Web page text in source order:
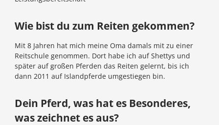
Wie bist du zum Reiten gekommen?
Mit 8 Jahren hat mich meine Oma damals mit zu einer
Reitschule genommen. Dort habe ich auf Shettys und
später auf großen Pferden das Reiten gelernt, bis ich
dann 2011 auf Islandpferde umgestiegen bin.
Dein Pferd, was hat es Besonderes,
was zeichnet es aus?